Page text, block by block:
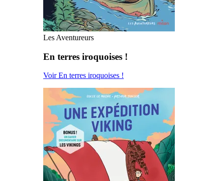
Les Aventureurs
En terres iroquoises !
Voir En terres iroquoises !